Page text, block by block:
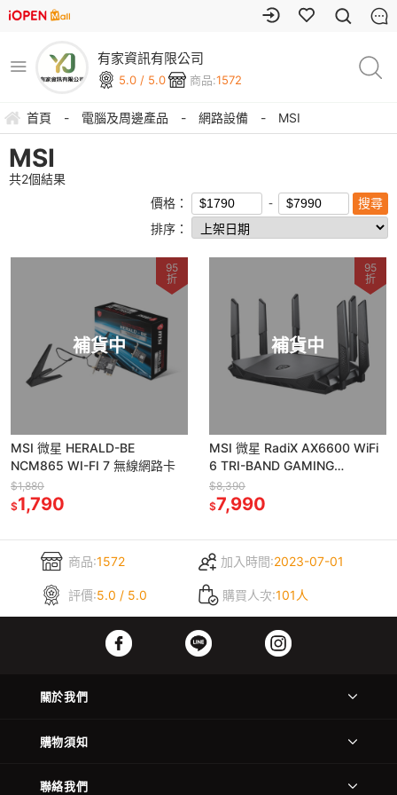
有家資訊有限公司
5.0 / 5.0 商品:1572
首頁 - 電腦及周邊產品 - 網路設備 - MSI
MSI
共2個結果
價格：
排序：
補貨中
95
折
MSI 微星 HERALD-BE
NCM865 WI-FI 7 無線網路卡
$1,880
$1,790
補貨中
95
折
MSI 微星 RadiX AX6600 WiFi
6 TRI-BAND GAMING
ROUTER 三頻電競路由器
$8,390
$7,990
商品:1572 加入時間:2023-07-01
評價:5.0 / 5.0 購買人次:101人
關於我們
購物須知
聯絡我們